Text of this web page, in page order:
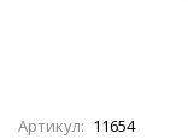
Артикул: 11654